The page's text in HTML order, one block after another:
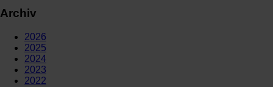
Archiv
2026
2025
2024
2023
2022